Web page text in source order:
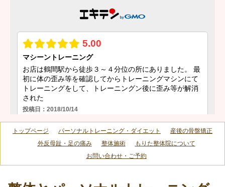
トップページ パーソナルトレーニング・ダイエット
産後の骨盤矯正
外反母趾・足の痛み
整体施術
もりた整体院について
お問い合わせ・ご予約